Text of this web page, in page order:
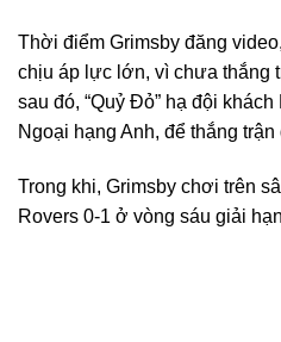
Thời điểm Grimsby đăng
chịu áp lực lớn, vì chưa thắng
sau đó, “Quỷ Đỏ” hạ đội
Ngoại hạng Anh, để thắng trận
Trong khi, Grimsby chơi trên
Rovers 0-1 ở vòng sáu giải